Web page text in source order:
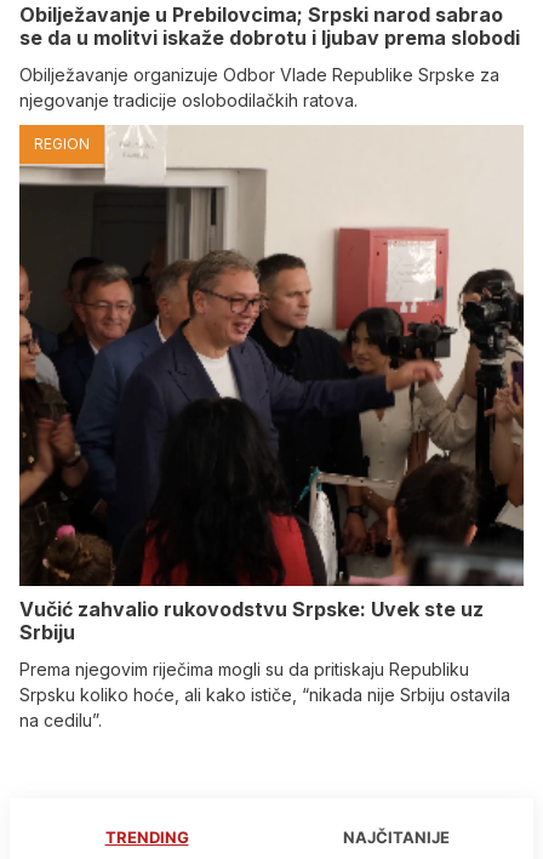
Obilježavanje u Prebilovcima; Srpski narod sabrao
se da u molitvi iskaže dobrotu i ljubav prema slobodi
Obilježavanje organizuje Odbor Vlade Republike Srpske za
njegovanje tradicije oslobodilačkih ratova.
REGION
Vučić zahvalio rukovodstvu Srpske: Uvek ste uz
Srbiju
Prema njegovim riječima mogli su da pritiskaju Republiku
Srpsku koliko hoće, ali kako ističe, “nikada nije Srbiju ostavila
na cedilu”.
TRENDING NAJČITANIJE